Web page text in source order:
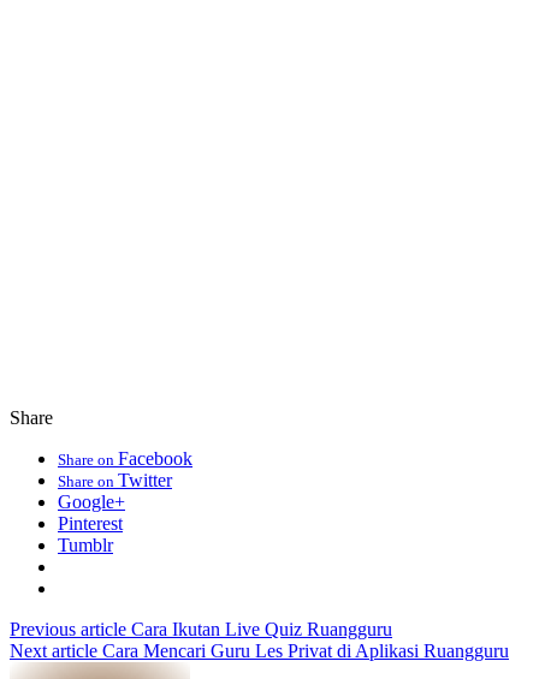
Share
Share on Facebook
Share on Twitter
Google+
Pinterest
Tumblr
Previous article Cara Ikutan Live Quiz Ruangguru
Next article Cara Mencari Guru Les Privat di Aplikasi Ruangguru